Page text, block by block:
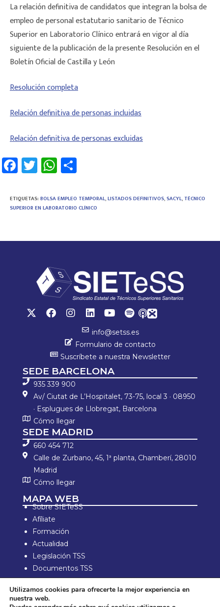
La relación definitiva de candidatos que integran la bolsa de
empleo de personal estatutario sanitario de Técnico
Superior en Laboratorio Clínico entrará en vigor al día
siguiente de la publicación de la presente Resolución en el
Boletín Oficial de Castilla y León
Resolución completa
Relación definitiva de personas incluidas
Relación definitiva de personas excluidas
Fa
ce
b
o
T
wi
tt
er
W
h
at
sA
p
m
p
tir
ETIQUETAS: BOLSA EMPLEO TEMPORAL,LISTADOS DEFINITIVOS,SACYL, TÉCNICO
SUPERIOR EN LABORATORIO CLÍNICO
info@setss.es
Formulario de contacto
Suscríbete a nuestra Newsletter
SEDE BARCELONA
935 339 900
Av/ Ciutat de L’Hospitalet, 73-75, local 3 · 08950
· Esplugues de Llobregat, Barcelona
Cómo llegar
SEDE MADRID
660 454 712
Calle de Zurbano, 45, 1ª planta, Chamberí, 28010
Madrid
Cómo llegar
MAPA WEB
Sobre SIETeSS
Afíliate
Formación
Actualidad
Legislación TSS
Documentos TSS
Información laboral
Zona de Socios
Utilizamos cookies para ofrecerte la mejor experiencia en
nuestra web.